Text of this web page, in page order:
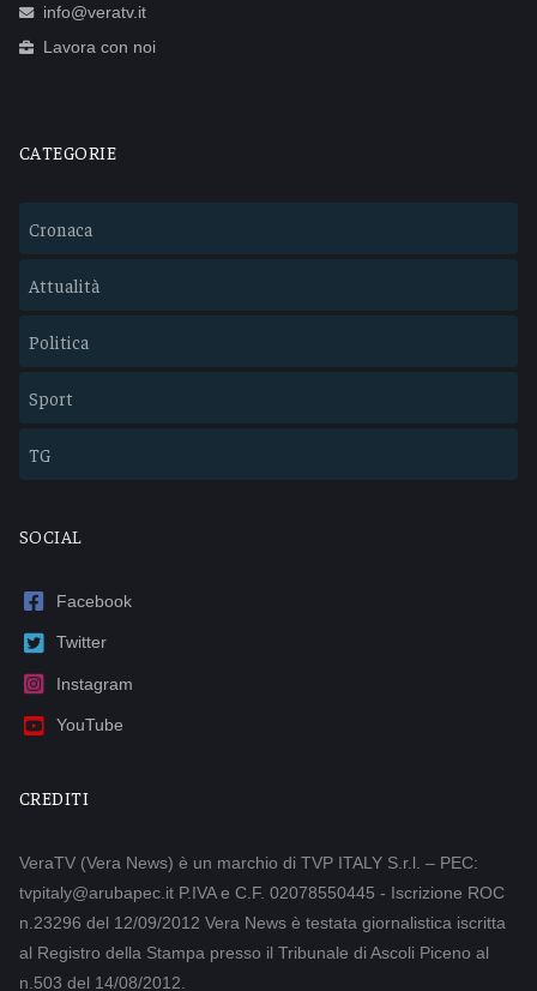
info@veratv.it
Lavora con noi
CATEGORIE
Cronaca
Attualità
Politica
Sport
TG
SOCIAL
Facebook
Twitter
Instagram
YouTube
CREDITI
VeraTV (Vera News) è un marchio di TVP ITALY S.r.l. – PEC:
tvpitaly@arubapec.it P.IVA e C.F. 02078550445 - Iscrizione ROC
n.23296 del 12/09/2012 Vera News è testata giornalistica iscritta
al Registro della Stampa presso il Tribunale di Ascoli Piceno al
n.503 del 14/08/2012.